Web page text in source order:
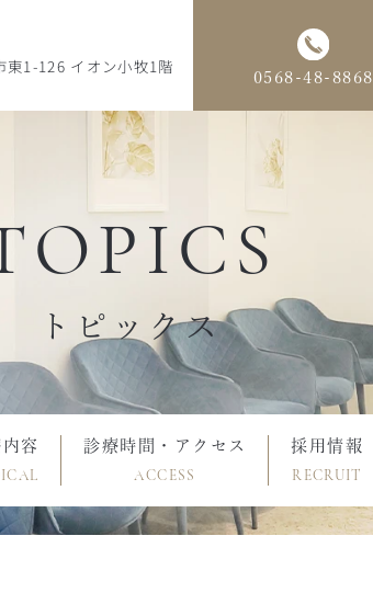
東1-126 イオン小牧1階
0568-48-8868
容 診療時間・アクセス
ACCESS
採用情報
RECRUIT
トピックス